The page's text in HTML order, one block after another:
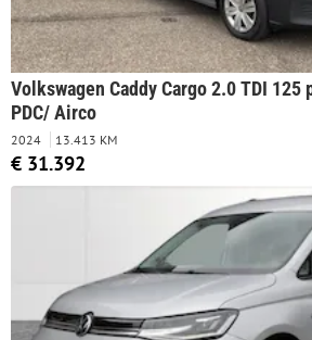
Volkswagen Caddy Cargo 2.0 TDI 125
PDC/ Airco
2024 13.413 KM
€ 31.392